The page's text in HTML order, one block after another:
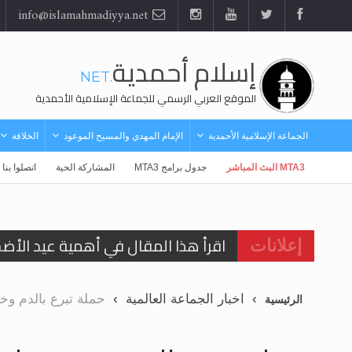
إسلام أحمدية.NET
الموقع العربي الرسمي للجماعة الإسلامية الأحمدية
الجماعة الإسلامية الأحمدية الإمام المهدي والمسيح الموعود الخلافة
MTA3 البث المباشر جدول برامج MTA3 المشاركة الحية اتصلوا بنا
إعلانات
اقرأ هذا المقال في أهمية عيد
اقرأ هذا المقال في أهمية عيد
الحجّ.. دلالات، حِكم، وأهداف >>
الرئيسية اخبار الجماعة العالمية حملة تبرع بالدم